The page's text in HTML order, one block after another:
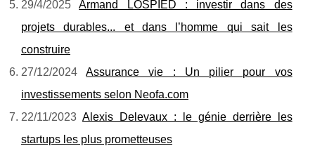
29/4/2025Armand LOSPIED : investir dans des
projets durables... et dans l’homme qui sait les
construire
27/12/2024Assurance vie : Un pilier pour vos
investissements selon Neofa.com
22/11/2023 Alexis Delevaux : le génie derrière les
startups les plus prometteuses